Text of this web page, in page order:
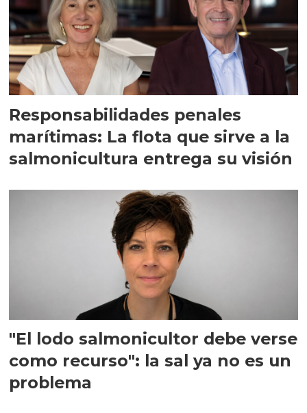
Responsabilidades penales
marítimas: La flota que sirve a la
salmonicultura entrega su visión
"El lodo salmonicultor debe verse
como recurso": la sal ya no es un
problema